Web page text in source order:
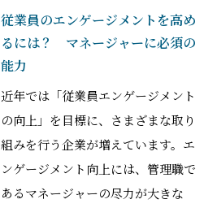
従業員のエンゲージメントを高め
るには？ マネージャーに必須の
能力
近年では「従業員エンゲージメント
の向上」を目標に、さまざまな取り
組みを行う企業が増えています。エ
ンゲージメント向上には、管理職で
あるマネージャーの尽力が大きな